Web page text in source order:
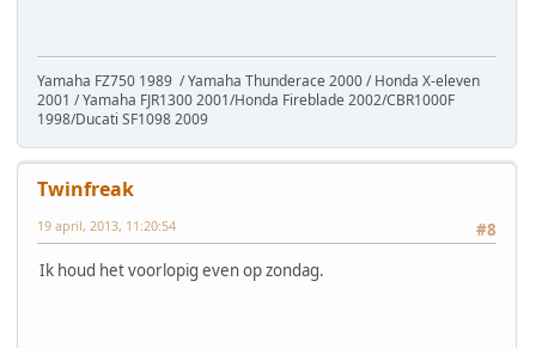
Yamaha FZ750 1989 / Yamaha Thunderace 2000 / Honda X-eleven
2001 / Yamaha FJR1300 2001/Honda Fireblade 2002/CBR1000F
1998/Ducati SF1098 2009
Twinfreak
#8
19 april, 2013, 11:20:54
Ik houd het voorlopig even op zondag.